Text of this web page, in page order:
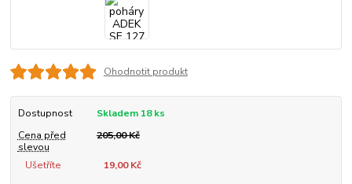
Ohodnotit produkt
Dostupnost
Skladem 18 ks
Cena před
slevou
205,00 Kč
Ušetříte 19,00 Kč